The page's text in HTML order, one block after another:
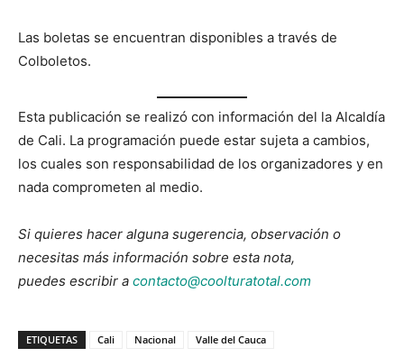
Las boletas se encuentran disponibles a través de
Colboletos.
Esta publicación se realizó con información del la Alcaldía
de Cali. La programación puede estar sujeta a cambios,
los cuales son responsabilidad de los organizadores y en
nada comprometen al medio.
Si quieres hacer alguna sugerencia, observación o
necesitas más información sobre esta nota,
puedes escribir a contacto@coolturatotal.com
ETIQUETAS Cali Nacional Valle del Cauca